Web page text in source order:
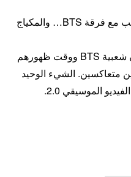
أجواء الفيديو الموسيقي لا تتناسب مع فرقة BTS… والمكياج
من المثير للاهتمام كيف يبدو أن شعبية BTS ووقت ظهورهم
متعاكسين. الشيء الوحيد
الموسيقي 2.0.